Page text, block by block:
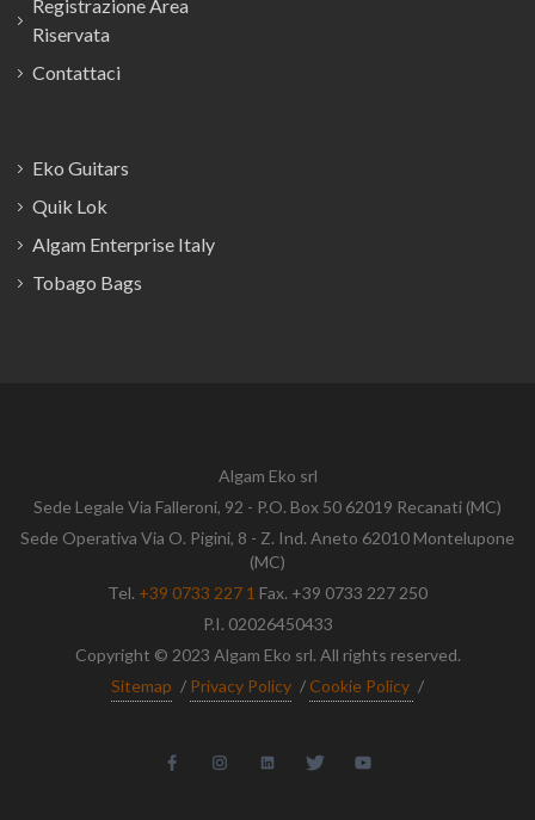
Registrazione Area
Riservata
Contattaci
Eko Guitars
Quik Lok
Algam Enterprise Italy
Tobago Bags
Algam Eko srl
Sede Legale Via Falleroni, 92 - P.O. Box 50 62019 Recanati (MC)
Sede Operativa Via O. Pigini, 8 - Z. Ind. Aneto 62010 Montelupone
(MC)
Tel. +39 0733 227 1 Fax. +39 0733 227 250
P.I. 02026450433
Copyright © 2023 Algam Eko srl. All rights reserved.
Sitemap / Privacy Policy / Cookie Policy /